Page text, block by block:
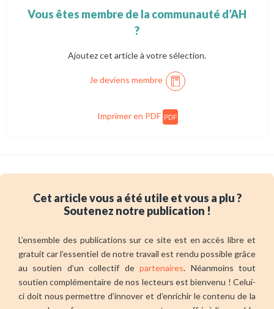
Vous êtes membre de la communauté d’AH
?
Ajoutez cet article à votre sélection.
Je deviens membre
Imprimer en PDF PDF
Cet article vous a été utile et vous a plu ?
Soutenez notre publication !
L’ensemble des publications sur ce site est en accès libre et
gratuit car l’essentiel de notre travail est rendu possible grâce
au soutien d’un collectif departenaires. Néanmoins tout
soutien complémentaire de nos lecteurs est bienvenu ! Celui-
ci doit nous permettre d’innover et d’enrichir le contenu de la